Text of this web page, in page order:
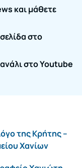
και μάθετε
στο
στο Youtube
της Κρήτης –
Χανίων